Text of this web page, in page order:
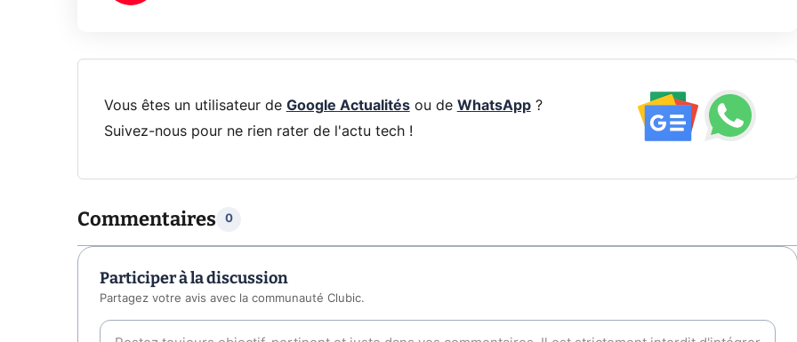
Vous êtes un utilisateur de Google Actualitésou de WhatsApp?
Suivez-nous pour ne rien rater de l'actu tech !
Commentaires 0
Participer à la discussion
Partagez votre avis avec la communauté Clubic.